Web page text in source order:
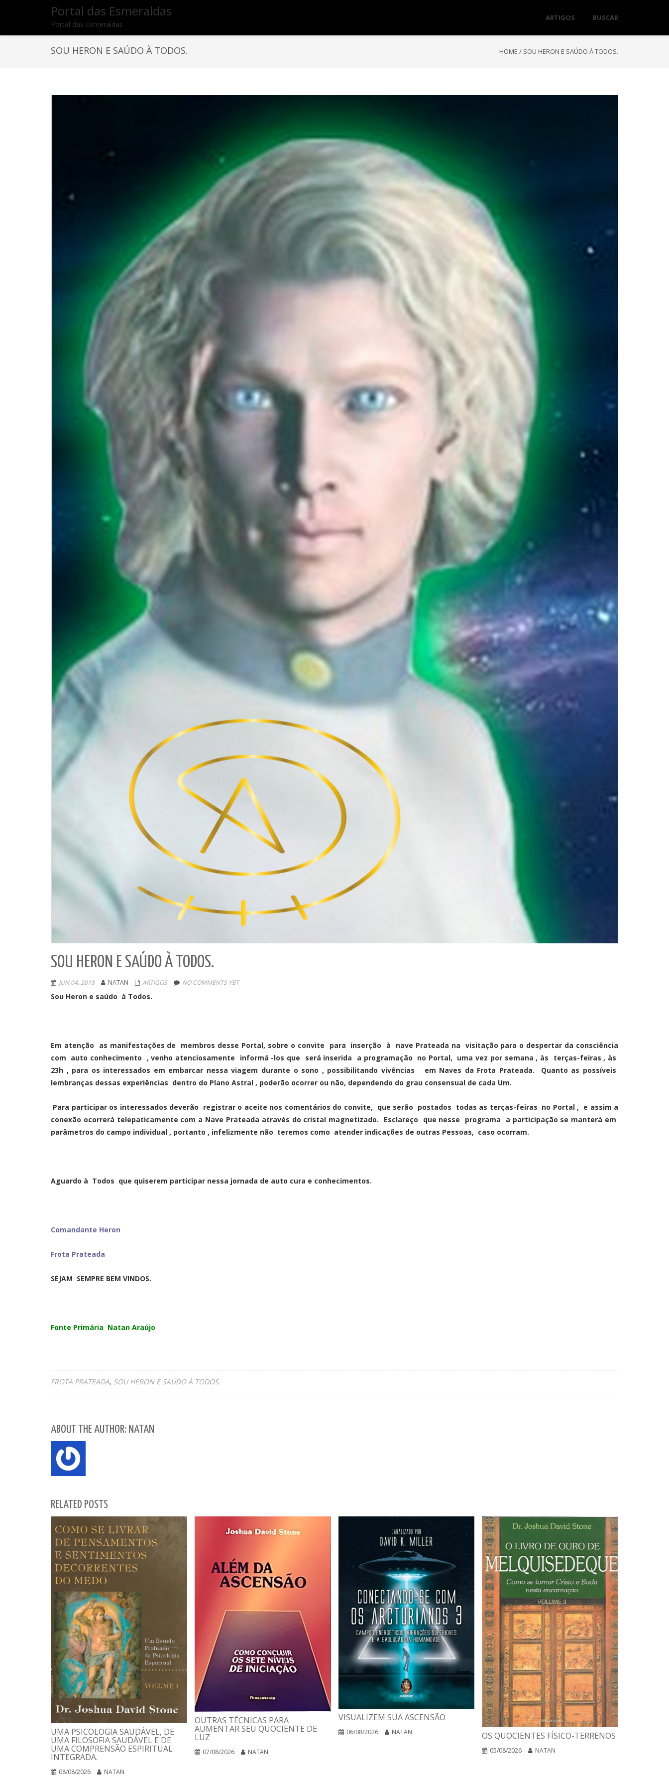
Portal das Esmeraldas
Portal das Esmeraldas
ARTIGOS BUSCAR
SOU HERON E SAÚDO À TODOS. HOME / SOU HERON E SAÚDO À TODOS.
SOU HERON E SAÚDO À TODOS.
JUN 04, 2018 NATAN ARTIGOS NO COMMENTS YET
Sou Heron e saúdo à Todos.
Em atenção as manifestações de membros desse Portal, sobre o convite para inserção à nave Prateada na visitação para o despertar da consciência
com auto conhecimento , venho atenciosamente informá -los que será inserida a programação no Portal, uma vez por semana , às terças-feiras , às
23h , para os interessados em embarcar nessa viagem durante o sono , possibilitando vivências em Naves da Frota Prateada. Quanto as possíveis
lembranças dessas experiências dentro do Plano Astral , poderão ocorrer ou não, dependendo do grau consensual de cada Um.
Para participar os interessados deverão registrar o aceite nos comentários do convite, que serão postados todas as terças-feiras no Portal , e assim a
conexão ocorrerá telepaticamente com a Nave Prateada através do cristal magnetizado. Esclareço que nesse programa a participação se manterá em
parâmetros do campo individual , portanto , infelizmente não teremos como atender indicações de outras Pessoas, caso ocorram.
Aguardo à Todos que quiserem participar nessa jornada de auto cura e conhecimentos.
Comandante Heron
Frota Prateada
SEJAM SEMPRE BEM VINDOS.
Fonte Primária Natan Araújo
FROTA PRATEADA SOU HERON E SAÚDO À TODOS.
ABOUT THE AUTHOR: NATAN
RELATED POSTS
UMA PSICOLOGIA SAUDÁVEL, DE
UMA FILOSOFIA SAUDÁVEL E DE
UMA COMPRENSÃO ESPIRITUAL
INTEGRADA.
08/08/2026 NATAN
OUTRAS TÉCNICAS PARA
AUMENTAR SEU QUOCIENTE DE
LUZ
07/08/2026 NATAN
VISUALIZEM SUA ASCENSÃO
06/08/2026 NATAN OS QUOCIENTES FÍSICO-TERRENOS
05/08/2026 NATAN